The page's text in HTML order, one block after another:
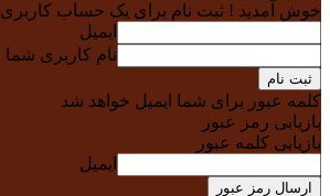
خوش آمدید ! ثبت نام برای یک حساب کاربری
ایمیل
نام کاربری شما
کلمه عبور برای شما ایمیل خواهد شد
بازیابی رمز عبور
بازیابی کلمه عبور
ایمیل